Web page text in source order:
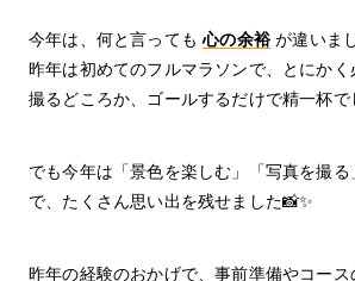
今年は、何と言っても心の余裕が違いま
昨年は初めてのフルマラソンで、とにか
撮るどころか、ゴールするだけで精一杯で
でも今年は「景色を楽しむ」「写真を撮
で、たくさん思い出を残せました📸✨
昨年の経験のおかげで、事前準備やコー